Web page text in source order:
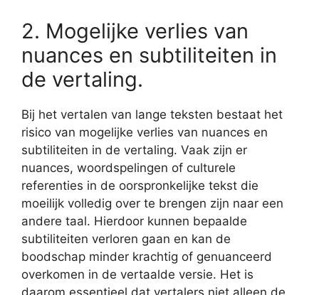
2. Mogelijke verlies van
nuances en subtiliteiten in
de vertaling.
Bij het vertalen van lange teksten bestaat het
risico van mogelijke verlies van nuances en
subtiliteiten in de vertaling. Vaak zijn er
nuances, woordspelingen of culturele
referenties in de oorspronkelijke tekst die
moeilijk volledig over te brengen zijn naar een
andere taal. Hierdoor kunnen bepaalde
subtiliteiten verloren gaan en kan de
boodschap minder krachtig of genuanceerd
overkomen in de vertaalde versie. Het is
daarom essentieel dat vertalers niet alleen de